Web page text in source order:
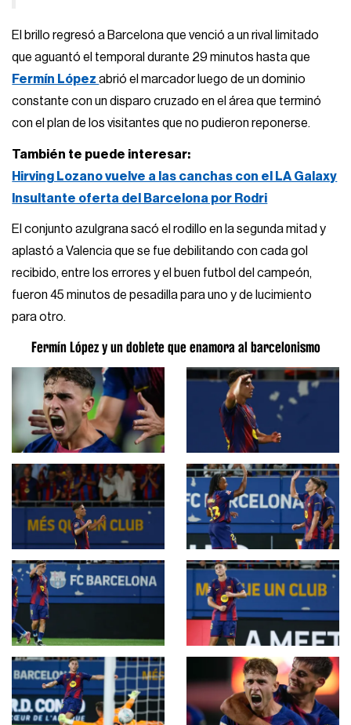
El brillo regresó a Barcelona que venció a un rival limitado
que aguantó el temporal durante 29 minutos hasta que
Fermín Lópezabrió el marcador luego de un dominio
constante con un disparo cruzado en el área que terminó
con el plan de los visitantes que no pudieron reponerse.
También te puede interesar:
Hirving Lozano vuelve a las canchas con el LA Galaxy
Insultante oferta del Barcelona por Rodri
El conjunto azulgrana sacó el rodillo en la segunda mitad y
aplastó a Valencia que se fue debilitando con cada gol
recibido, entre los errores y el buen futbol del campeón,
fueron 45 minutos de pesadilla para uno y de lucimiento
para otro.
Fermín López y un doblete que enamora al barcelonismo